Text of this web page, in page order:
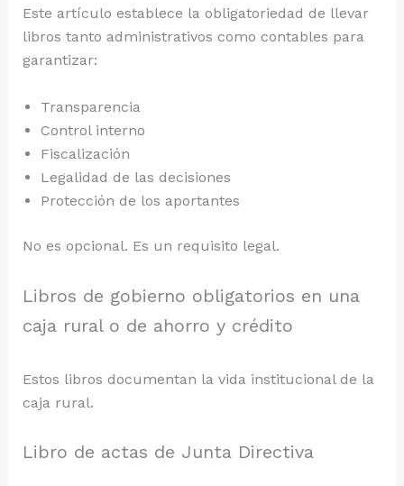
Este artículo establece la obligatoriedad de llevar
libros tanto administrativos como contables para
garantizar:
Transparencia
Control interno
Fiscalización
Legalidad de las decisiones
Protección de los aportantes
No es opcional. Es un requisito legal.
Libros de gobierno obligatorios en una
caja rural o de ahorro y crédito
Estos libros documentan la vida institucional de la
caja rural.
Libro de actas de Junta Directiva